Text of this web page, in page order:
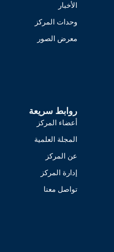
الأخبار
وحدات المركز
معرض الصور
روابط سريعة
أعضاء المركز
المجلة العلمية
عن المركز
إدارة المركز
تواصل معنا